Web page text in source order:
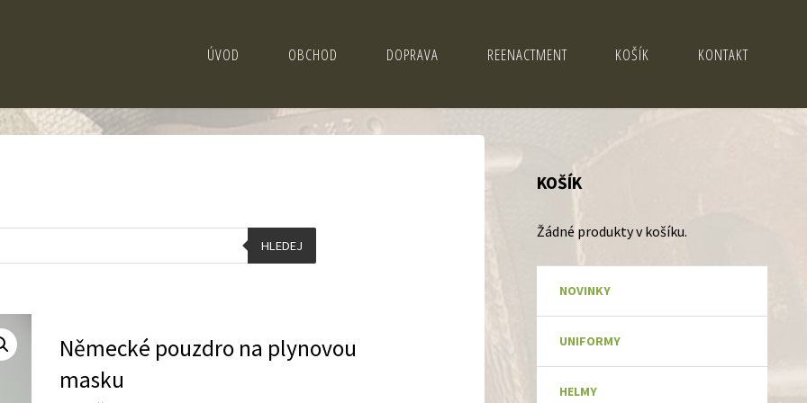
ÚVOD OBCHOD DOPRAVA REENACTMENT KOŠÍK KONTAKT
HLEDEJ
Německé pouzdro na plynovou
masku
KOŠÍK
Žádné produkty v košíku.
NOVINKY
UNIFORMY
HELMY